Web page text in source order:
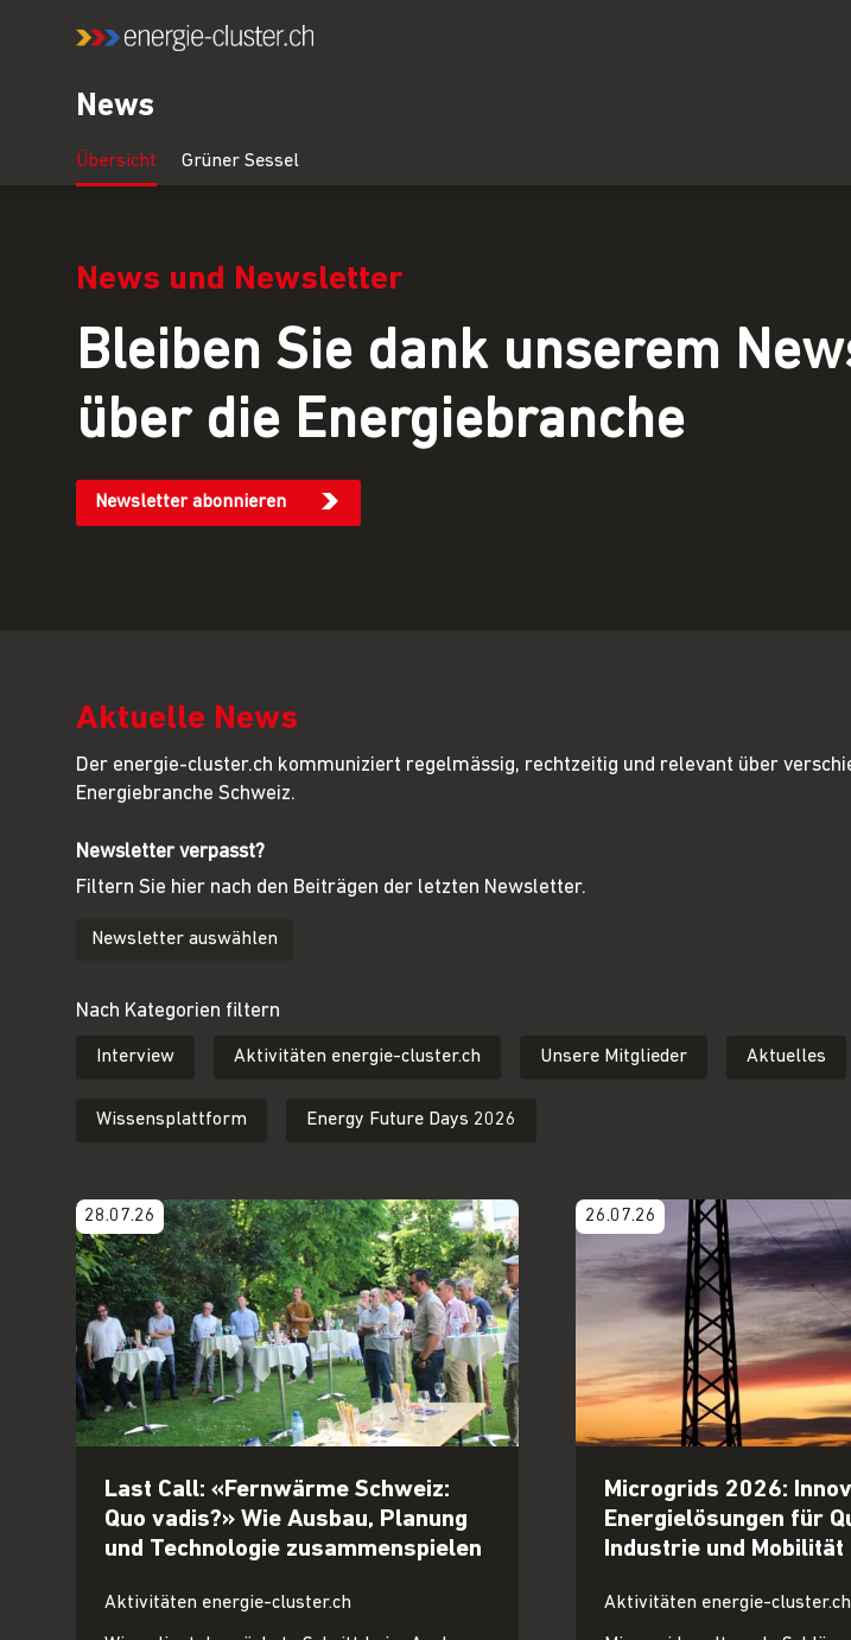
News
News und Newsletter
Bleiben Sie dank unserem
über die Energiebranche
Newsletter abonnieren
Aktuelle News
Der energie-cluster.ch kommuniziert regelmässig, rechtzeitig und relevant über
Energiebranche Schweiz.
Newsletter verpasst?
Filtern Sie hier nach den Beiträgen der letzten Newsletter.
Nach Kategorien filtern
Interview Aktivitäten energie-cluster.ch Unsere Mitglieder Aktuelles
Wissensplattform Energy Future Days 2026
28.07.26
Last Call: «Fernwärme Schweiz:
Quo vadis?» Wie Ausbau, Planung
und Technologie zusammenspielen
Aktivitäten energie-cluster.ch
26.07.26
Microgrids 2026:
Energielösungen für
Industrie und Mobilität
Aktivitäten energie-cluster.ch